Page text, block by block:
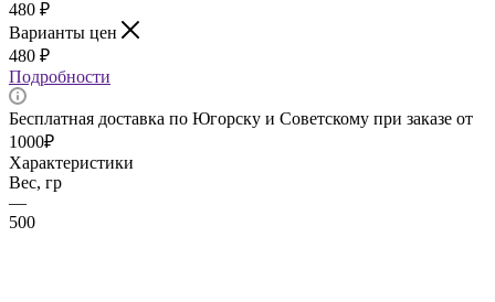
480 ₽
Варианты цен
480 ₽
Подробности
Бесплатная доставка по Югорску и Советскому при заказе от
1000₽
Характеристики
Вес, гр
—
500